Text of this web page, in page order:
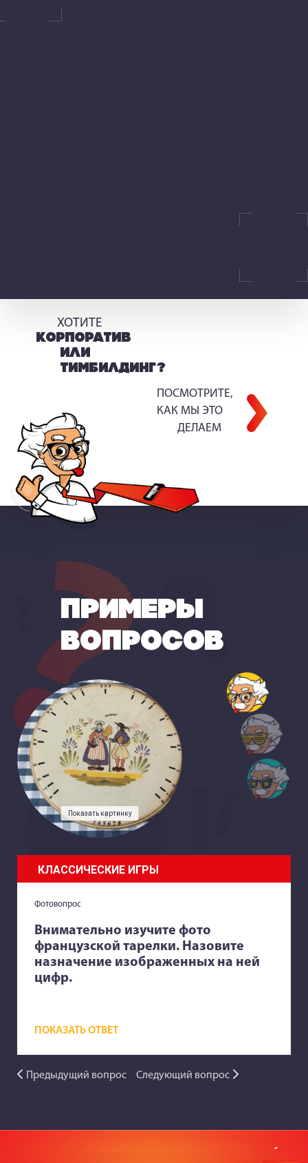
ХОТИТЕ
КОРПОРАТИВ
ИЛИ
ТИМБИЛДИНГ?
ПОСМОТРИТЕ,
КАК МЫ ЭТО
ДЕЛАЕМ
ПРИМЕРЫ
ВОПРОСОВ
Показать картинку
КЛАССИЧЕСКИЕ ИГРЫ
Фотовопрос
Внимательно изучите фото
французской тарелки. Назовите
назначение изображенных на ней
цифр.
ПОКАЗАТЬ ОТВЕТ
Предыдущий вопрос Следующий вопрос